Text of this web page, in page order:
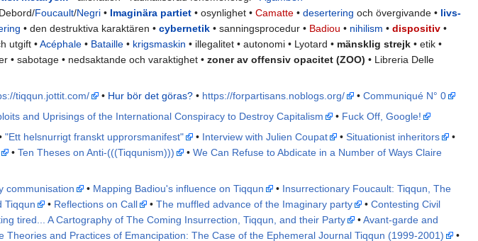
Foucault/Negri • Imaginära partiet • osynlighet • Camatte • desertering och övergivande • livs-
• den destruktiva karaktären • cybernetik • sanningsprocedur • Badiou • nihilism • dispositiv •
utgift •Acéphale • Bataille • krigsmaskin • illegalitet • autonomi • Lyotard • mänsklig strejk • etik •
• sabotage • nedsaktande och varaktighet • zoner av offensiv opacitet (ZOO) • Libreria Delle
tiqqun.jottit.com/ • Hur bör det göras? • https://forpartisans.noblogs.org/ • Communiqué N° 0
and Uprisings of the International Conspiracy to Destroy Capitalism • Fuck Off, Google!
"Ett helsnurrigt franskt upprorsmanifest" • Interview with Julien Coupat • Situationist inheritors
•
• Ten Theses on Anti-(((Tiqqunism))) • We Can Refuse to Abdicate in a Number of Ways Claire
communisation • Mapping Badiou's influence on Tiqqun • Insurrectionary Foucault: Tiqqun, The
Tiqqun • Reflections on Call • The muffled advance of the Imaginary party • Contesting Civil
tired... A Cartography of The Coming Insurrection, Tiqqun, and their Party •Avant-garde and
Theories and Practices of Emancipation: The Case of the Ephemeral Journal Tiqqun (1999-2001) •